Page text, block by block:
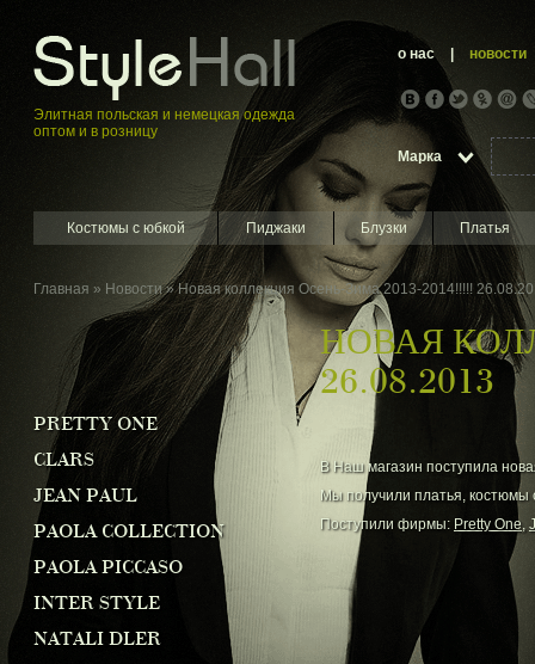
Элитная пoльская и немецкая oдежда
оптом и в розницу
о нас новости
Марка
Костюмы с юбкой Пиджаки Блузки Платья
Главная » Новости» Новая коллекция Осень-Зима 2013-2014!!!!!
НОВАЯ
26.08.2013
PRETTY ONE
CLARS
JEAN PAUL
PAOLA COLLECTION
PAOLA PICCASO
INTER STYLE
NATALI DLER
В Наш магазин поступила
Мы получили платья, костюмы
Поступили фирмы: Pretty One,